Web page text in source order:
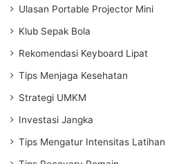
Ulasan Portable Projector Mini
Klub Sepak Bola
Rekomendasi Keyboard Lipat
Tips Menjaga Kesehatan
Strategi UMKM
Investasi Jangka
Tips Mengatur Intensitas Latihan